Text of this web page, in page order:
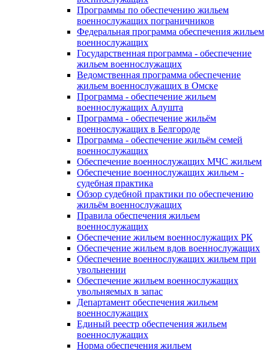
Программы по обеспечению жильем
военнослужащих пограничников
Федеральная программа обеспечения жильем
военнослужащих
Государственная программа - обеспечение
жильем военнослужащих
Ведомственная программа обеспечение
жильем военнослужащих в Омске
Программа - обеспечение жильем
военнослужащих Алушта
Программа - обеспечение жильём
военнослужащих в Белгороде
Программа - обеспечение жильём семей
военнослужащих
Обеспечение военнослужащих МЧС жильем
Обеспечение военнослужащих жильем -
судебная практика
Обзор судебной практики по обеспечению
жильём военнослужащих
Правила обеспечения жильем
военнослужащих
Обеспечение жильем военнослужащих РК
Обеспечение жильем вдов военнослужащих
Обеспечение военнослужащих жильем при
увольнении
Обеспечение жильем военнослужащих
увольняемых в запас
Департамент обеспечения жильем
военнослужащих
Единый реестр обеспечения жильем
военнослужащих
Норма обеспечения жильем